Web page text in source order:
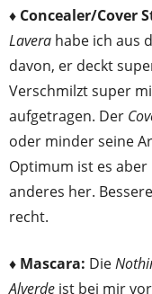
♦ Concealer/Cover
Lavera habe ich aus
davon, er deckt
Verschmilzt super
aufgetragen. Der
oder minder seine
Optimum ist es
anderes her.
recht.
♦ Mascara: Die
Alverde ist bei mir